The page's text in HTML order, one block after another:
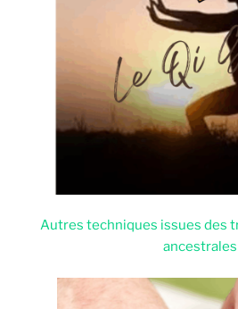
Autres techniques issues des
ancestrales